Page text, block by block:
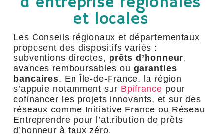
et locales
Les Conseils régionaux et départementaux
proposent des dispositifs variés :
subventions directes, prêts d’honneur,
avances remboursables ou garanties
bancaires. En Île-de-France, la région
s’appuie notamment sur Bpifrance pour
cofinancer les projets innovants, et sur des
réseaux comme Initiative France ou Réseau
Entreprendre pour l’attribution de prêts
d’honneur à taux zéro.